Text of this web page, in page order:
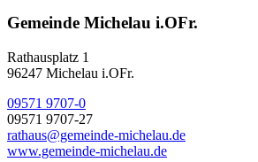
Gemeinde Michelau i.OFr.
Rathausplatz 1
96247 Michelau i.OFr.
09571 9707-0
09571 9707-27
rathaus@gemeinde-michelau.de
www.gemeinde-michelau.de